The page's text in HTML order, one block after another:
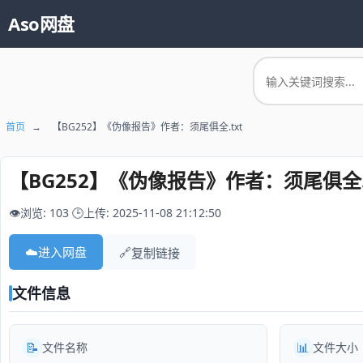
Aso网盘
首页 → 【BG252】《伪像报告》作者：须尾俱全.txt
【BG252】《伪像报告》作者：须尾俱
👁️浏览: 103 🕒上传: 2025-11-08 21:12:50
☁️进入网盘 🔗复制链接
文件信息
📝 文件名称 📊 文件大小